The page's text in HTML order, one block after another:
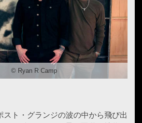
©︎ Ryan R Camp
スト・グランジの波の中から飛び出